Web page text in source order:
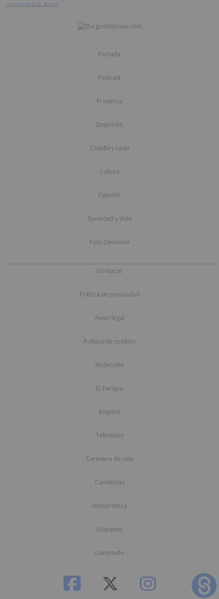
Universidad de Burgos
Portada
Podcast
Provincia
Deportes
Castilla y León
Cultura
Opinión
Sociedad y Vida
Foto Denuncia
Contacto
Política de privacidad
Aviso legal
Política de cookies
Redacción
El Tiempo
Empleo
Televisión
Cartelera de cine
Carreteras
Hemeroteca
Etiquetas
Contenido